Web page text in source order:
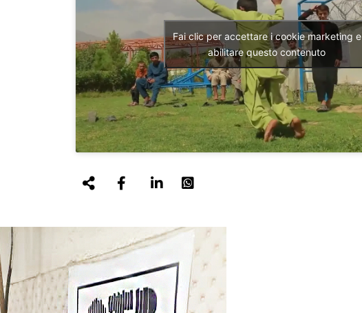
Fai clic per accettare i cookie marketing e
abilitare questo contenuto